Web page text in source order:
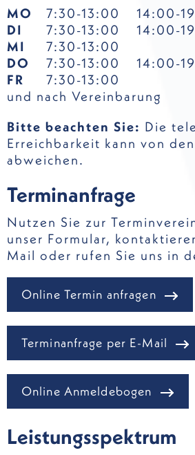
MO 7:30-13:00
14:00-
DI
7:30-13:00
14:00-
MI
7:30-13:00
DO 7:30-13:00 14:00-
FR
7:30-13:00
und nach Vereinbarung
Bitte beachten Sie: Die
Erreichbarkeit kann von
abweichen.
Terminanfrage
Nutzen Sie zur
unser Formular,
Mail oder rufen Sie uns in
Online Termin anfragen
Terminanfrage per E-Mail
Online Anmeldebogen
Leistungsspektrum